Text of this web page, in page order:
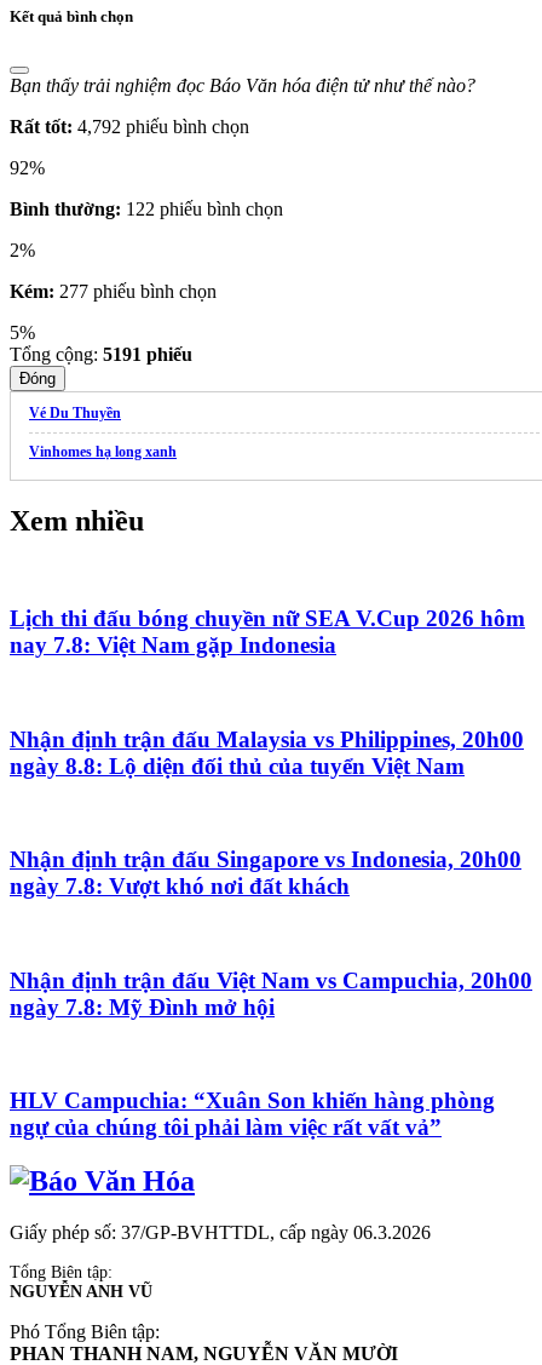
Kết quả bình chọn
Bạn thấy trải nghiệm đọc Báo Văn hóa điện tử như thế nào?
Rất tốt: 4,792 phiếu bình chọn
92%
Bình thường: 122 phiếu bình chọn
2%
Kém: 277 phiếu bình chọn
5%
Tổng cộng: 5191 phiếu
Đóng
Vé Du Thuyền
Vinhomes hạ long xanh
Xem nhiều
Lịch thi đấu bóng chuyền nữ SEA V.Cup 2026 hôm
nay 7.8: Việt Nam gặp Indonesia
Nhận định trận đấu Malaysia vs Philippines, 20h00
ngày 8.8: Lộ diện đối thủ của tuyển Việt Nam
Nhận định trận đấu Singapore vs Indonesia, 20h00
ngày 7.8: Vượt khó nơi đất khách
Nhận định trận đấu Việt Nam vs Campuchia, 20h00
ngày 7.8: Mỹ Đình mở hội
HLV Campuchia: “Xuân Son khiến hàng phòng
ngự của chúng tôi phải làm việc rất vất vả”
Giấy phép số: 37/GP-BVHTTDL, cấp ngày 06.3.2026
Tổng Biên tập:
NGUYỄN ANH VŨ
Phó Tổng Biên tập:
PHAN THANH NAM, NGUYỄN VĂN MƯỜI